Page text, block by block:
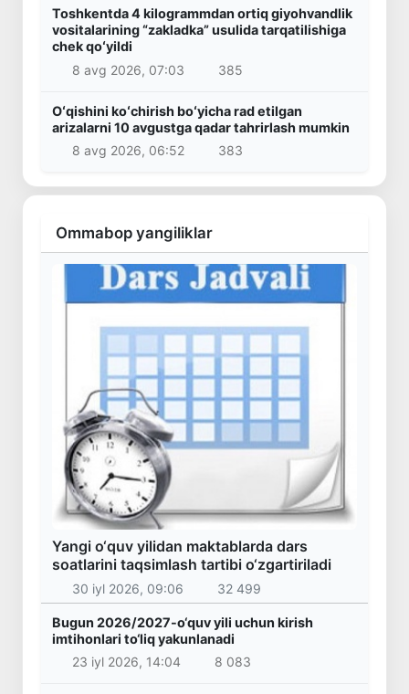
Toshkentda 4 kilogrammdan ortiq giyohvandlik
vositalarining “zakladka” usulida tarqatilishiga
chek qoʻyildi
8 avg 2026, 07:03
385
Oʻqishini koʻchirish boʻyicha rad etilgan
arizalarni 10 avgustga qadar tahrirlash mumkin
8 avg 2026, 06:52
383
Ommabop yangiliklar
Yangi o‘quv yilidan maktablarda dars
soatlarini taqsimlash tartibi o‘zgartiriladi
30 iyl 2026, 09:06 32 499
Bugun 2026/2027-o‘quv yili uchun kirish
imtihonlari to‘liq yakunlanadi
23 iyl 2026, 14:04
8 083